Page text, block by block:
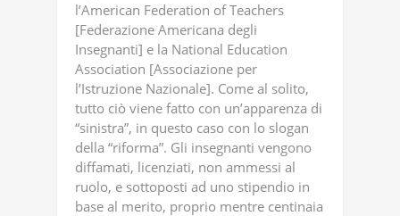
l’American Federation of Teachers
[Federazione Americana degli
Insegnanti] e la National Education
Association [Associazione per
l’Istruzione Nazionale]. Come al solito,
tutto ciò viene fatto con un’apparenza di
“sinistra”, in questo caso con lo slogan
della “riforma”. Gli insegnanti vengono
diffamati, licenziati, non ammessi al
ruolo, e sottoposti ad uno stipendio in
base al merito, proprio mentre centinaia